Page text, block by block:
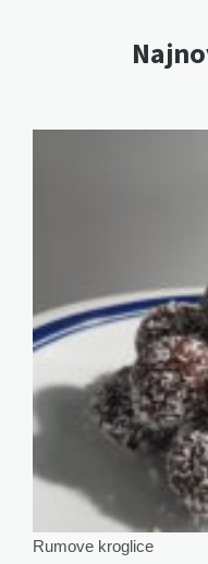
Rumove kroglice